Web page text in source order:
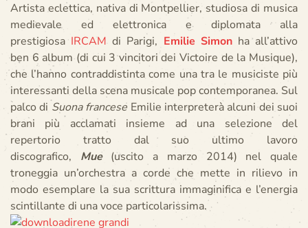
Artista eclettica, nativa di Montpellier, studiosa di musica
medievale ed elettronica e diplomata alla
prestigiosa IRCAMdi Parigi, Emilie Simon ha all’attivo
ben 6 album (di cui 3 vincitori dei Victoire de la Musique),
che l’hanno contraddistinta come una tra le musiciste più
interessanti della scena musicale pop contemporanea. Sul
palco di Suona francese Emilie interpreterà alcuni dei suoi
brani più acclamati insieme ad una selezione del
repertorio tratto dal suo ultimo lavoro
discografico, Mue (uscito a marzo 2014) nel quale
troneggia un’orchestra a corde che mette in rilievo in
modo esemplare la sua scrittura immaginifica e l’energia
scintillante di una voce particolarissima.